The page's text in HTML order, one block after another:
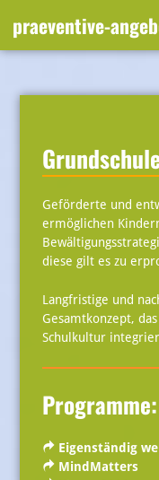
praeventive-
Geförderte und
ermöglichen
diese gilt es zu
Langfristige und
Gesamtkonzept,
Schulkultur
Programme:
Eigenständig
MindMatters